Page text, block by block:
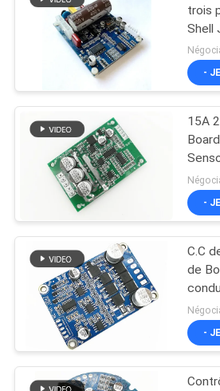
Déclencheur
électrique
Alimentation
d'énergie de
de deutérium
trois
Shell
-
15A
-
C.C
de
-